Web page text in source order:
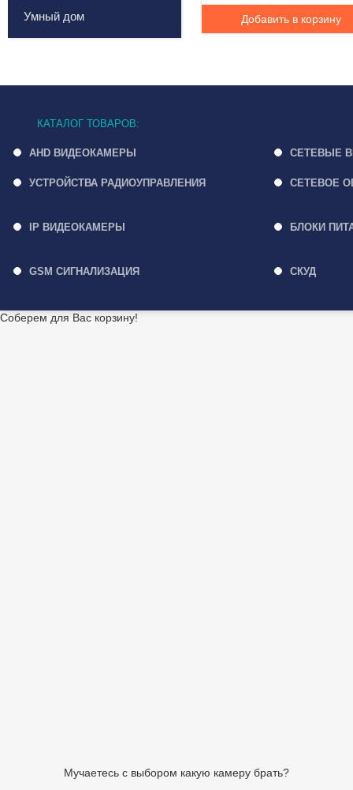
Умный дом Добавить в корзину
КАТАЛОГ ТОВАРОВ:
AHD ВИДЕОКАМЕРЫ СЕТЕВЫЕ
УСТРОЙСТВА РАДИОУПРАВЛЕНИЯ СЕТЕВОЕ
IP ВИДЕОКАМЕРЫ БЛОКИ
GSM СИГНАЛИЗАЦИЯ СКУД
Соберем для Вас корзину!
Мучаетесь с выбором какую камеру брать?